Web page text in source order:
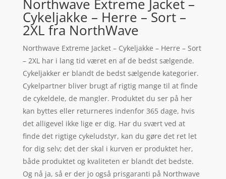
Northwave Extreme Jacket –
Cykeljakke – Herre – Sort –
2XL fra NorthWave
Northwave Extreme Jacket – Cykeljakke – Herre – Sort
– 2XL har i lang tid været en af de bedst sælgende.
Cykeljakker er blandt de bedst sælgende kategorier.
Cykelpartner bliver brugt af rigtig mange til at finde
de cykeldele, de mangler. Produktet du ser på her
kan byttes eller returneres indenfor 365 dage, hvis
det alligevel ikke lige er dig. Har du svært ved at
finde det rigtige cykeludstyr, kan du gøre det ret let
for dig selv; det der skal i kurven er produktet her,
både produktet og kvaliteten er blandt det bedste.
Og nå ja, så er der jo også prisgaranti på Northwave